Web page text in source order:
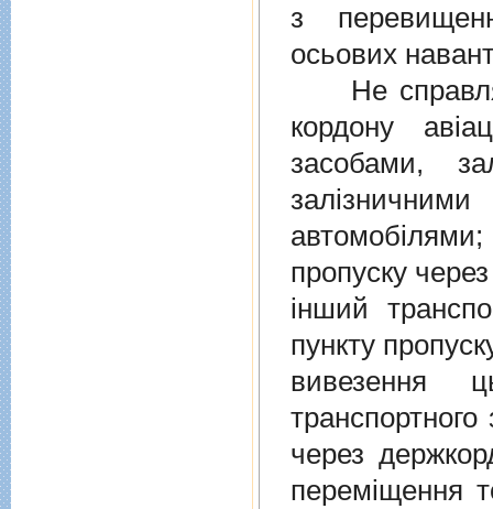
з
осьових
Не
кордону
засобами,
залiзничними
пропуску
iнший
пункту
вивезення
через
перемiщення